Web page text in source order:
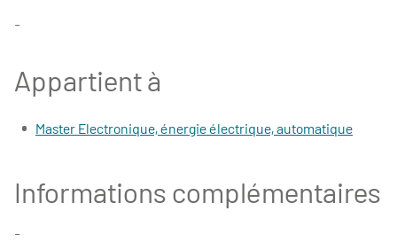
-
Appartient à
Master Electronique, énergie électrique, automatique
Informations complémentaires
-